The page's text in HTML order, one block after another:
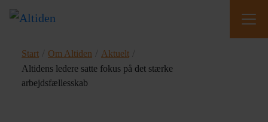
Start Om Altiden Aktuelt
Altidens ledere satte fokus på det stærke
arbejdsfællesskab